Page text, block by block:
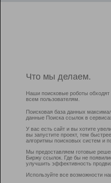
Что мы делаем.
Наши поисковые роботы
всем пользователям.
Поисковая база данных
данные Поиска ссылок в
У вас есть сайт и вы хотите
вы запустите проект, тем
алгоритмы поисковых систем и
Мы предоставляем готовые
Биржу ссылок. Где бы не
улучшить эффективность
Используйте все возможности